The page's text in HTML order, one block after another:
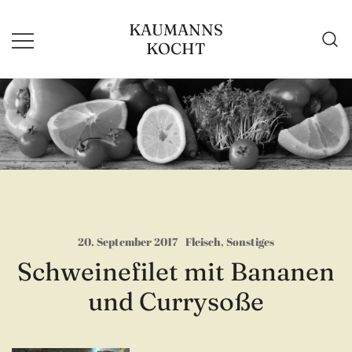
Inhalt
springen
KAUMANNS
KOCHT
20. September 2017 Fleisch, Sonstiges
Schweinefilet mit Bananen
und Currysoße